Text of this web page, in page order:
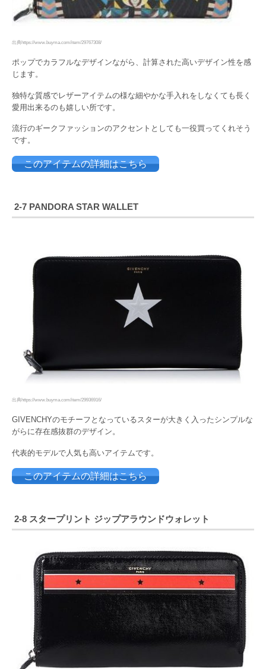
出典https://www.buyma.com/item/29767308/
ポップでカラフルなデザインながら、計算された高いデザイン性を感
じます。
独特な質感でレザーアイテムの様な細やかな手入れをしなくても長く
愛用出来るのも嬉しい所です。
流行のギークファッションのアクセントとしても一役買ってくれそう
です。
このアイテムの詳細はこちら
2-7 PANDORA STAR WALLET
出典https://www.buyma.com/item/29936916/
GIVENCHYのモチーフとなっているスターが大きく入ったシンプルな
がらに存在感抜群のデザイン。
代表的モデルで人気も高いアイテムです。
このアイテムの詳細はこちら
2-8 スタープリント ジップアラウンドウォレット